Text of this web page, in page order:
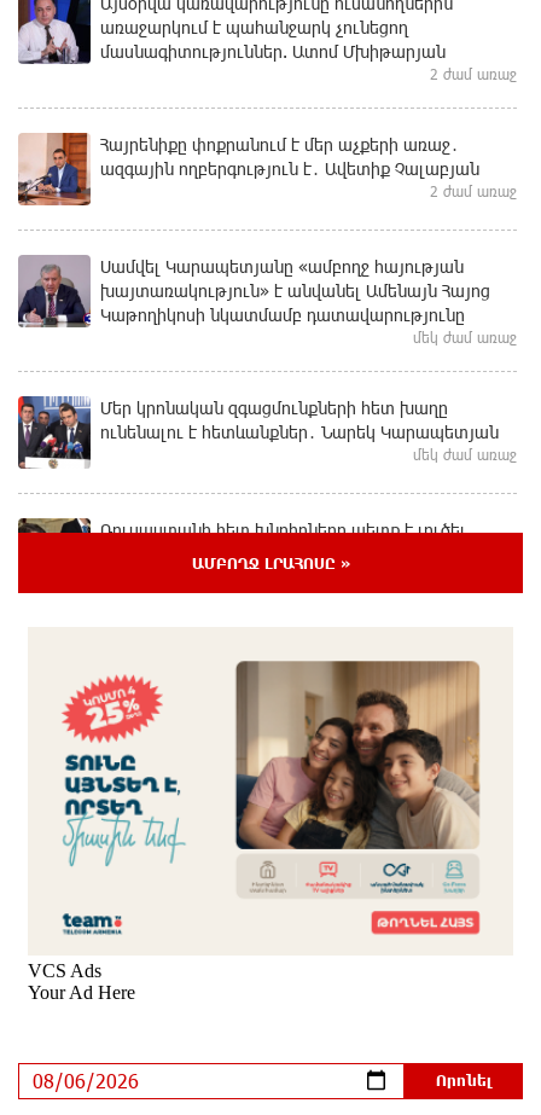
առաջարկում է պահանջարկ չունեցող
մասնագիտություններ. Ատոմ Մխիթարյան
2 ժամ առաջ
Հայրենիքը փոքրանում է մեր աչքերի առաջ․
ազգային ողբերգություն է․ Ավետիք Չալաբյան
2 ժամ առաջ
Սամվել Կարապետյանը «ամբողջ հայության
խայտառակություն» է անվանել Ամենայն Հայոց
Կաթողիկոսի նկատմամբ դատավարությունը
մեկ ժամ առաջ
Մեր կրոնական զգացմունքների հետ խաղը
ունենալու է հետևանքներ․ Նարեկ Կարապետյան
մեկ ժամ առաջ
Ռուսաստանի հետ խնդիրները պետք է լուծել
դիվանագիտական ճանապարհով․ Նարեկ
Վաղը մենք ԱԺ չենք գալու. Նարեկ Կարապետյան
44 րոպե առաջ
ՈւՂԻՂ. Նարեկ Կարապետյանը հանդես է գալիս
հայտարարությամբ
19 րոպե առաջ
Moody’s-ը IDBank-ի վարկանիշային հեռանկարը
փոխել է դրականի
նույնիսկ քննիչներն ու դատախազներն են այդպես
դիմում նրան՝ իրենց հավատից ելնելով․
ԱՄԲՈՂՋ ԼՐԱՀՈՍԸ »